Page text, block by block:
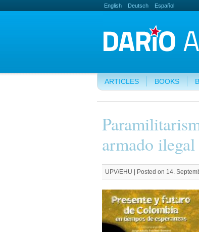
English Deutsch Español
ARTICLES BOOKS
armado
UPV/EHU | Posted on 14.